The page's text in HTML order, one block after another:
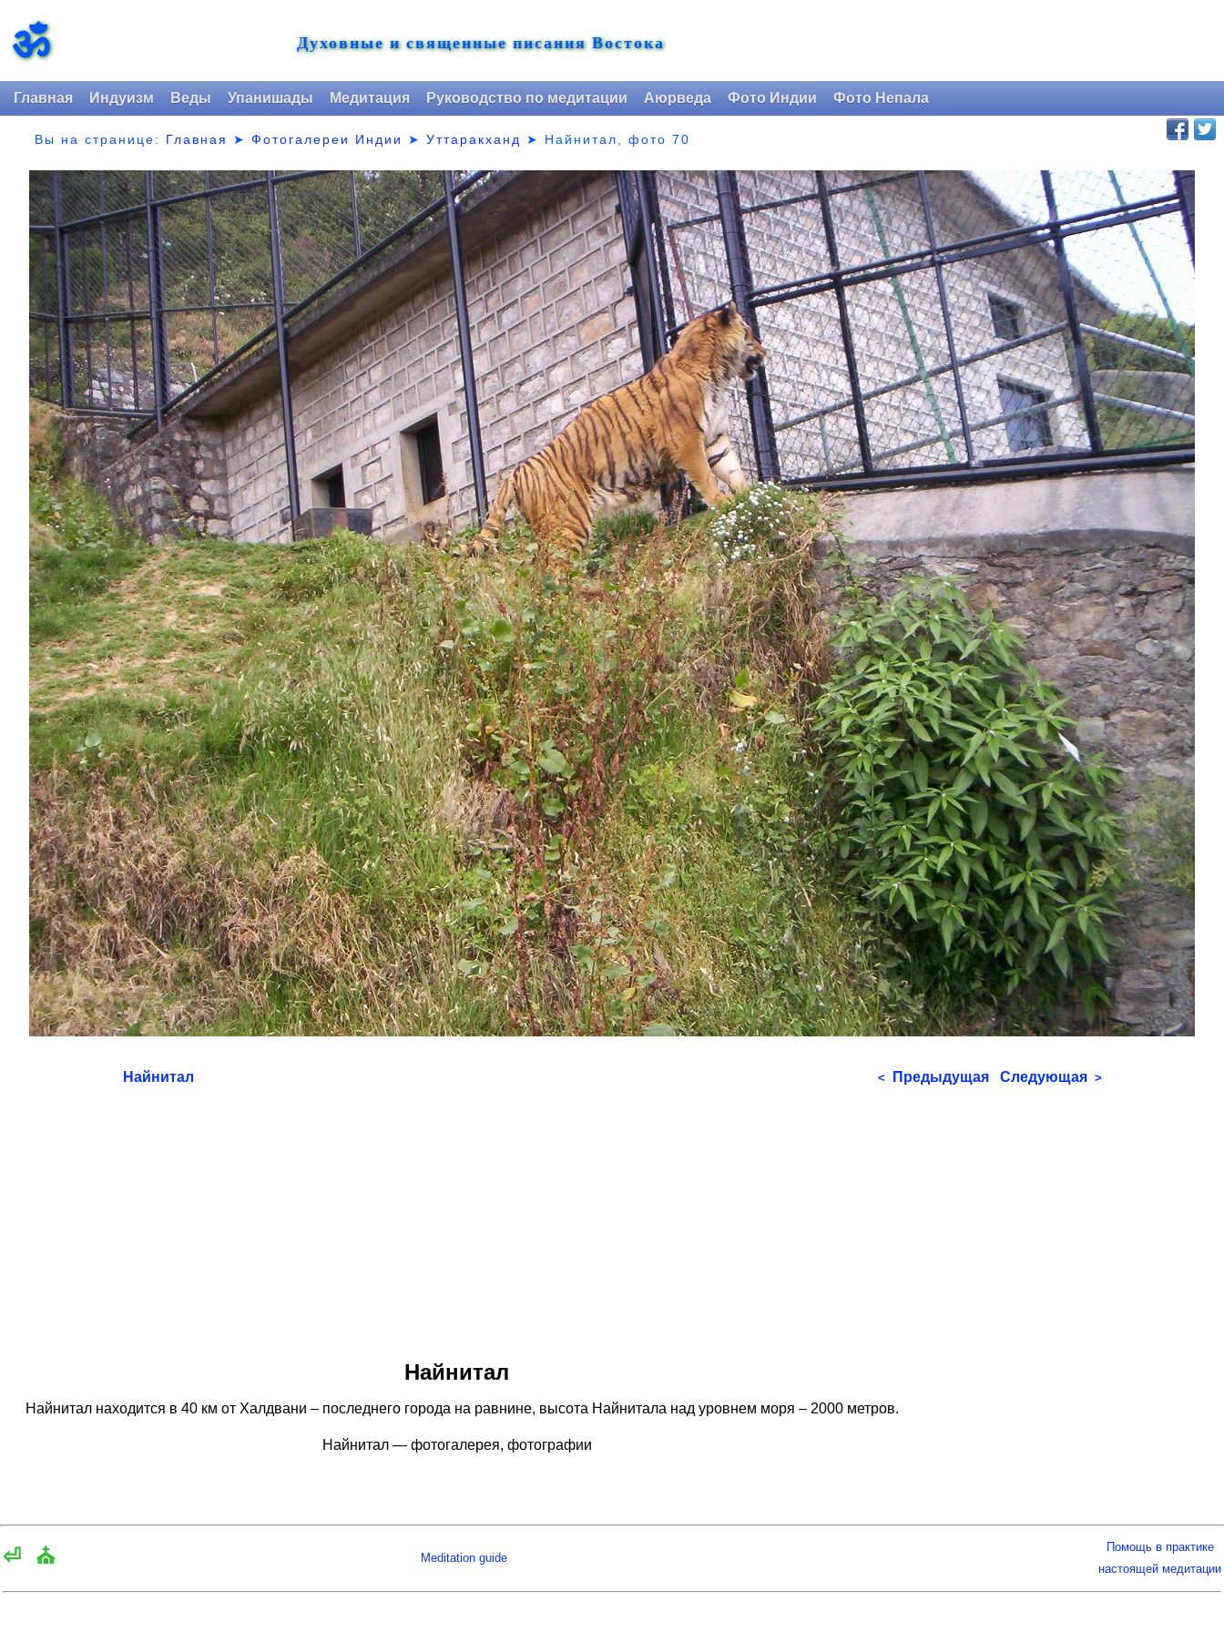
ॐ Духовные и священные писания Востока
Главная Индуизм Веды Упанишады Медитация Руководство по медитации Аюрведа Фото Индии Фото Непала
Вы на странице: Главная ➤Фотогалереи Индии ➤Уттаракханд ➤ Найнитал, фото 70
Найнитал < Предыдущая Следующая >
Найнитал
Найнитал находится в 40 км от Халдвани – последнего города на равнине, высота Найнитала над уровнем моря – 2000 метров.
Найнитал — фотогалерея, фотографии
⏎ ⛪ Meditation guide
Помощь в практике
настоящей медитации